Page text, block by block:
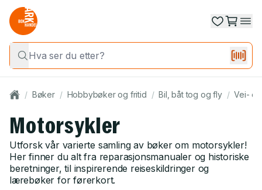
/ Bøker / Hobbybøker og fritid / Bil, båt tog og fly / Vei-
Motorsykler
Utforsk vår varierte samling av bøker om motorsykler!
Her finner du alt fra reparasjonsmanualer og historiske
beretninger, til inspirerende reiseskildringer og
lærebøker for førerkort.